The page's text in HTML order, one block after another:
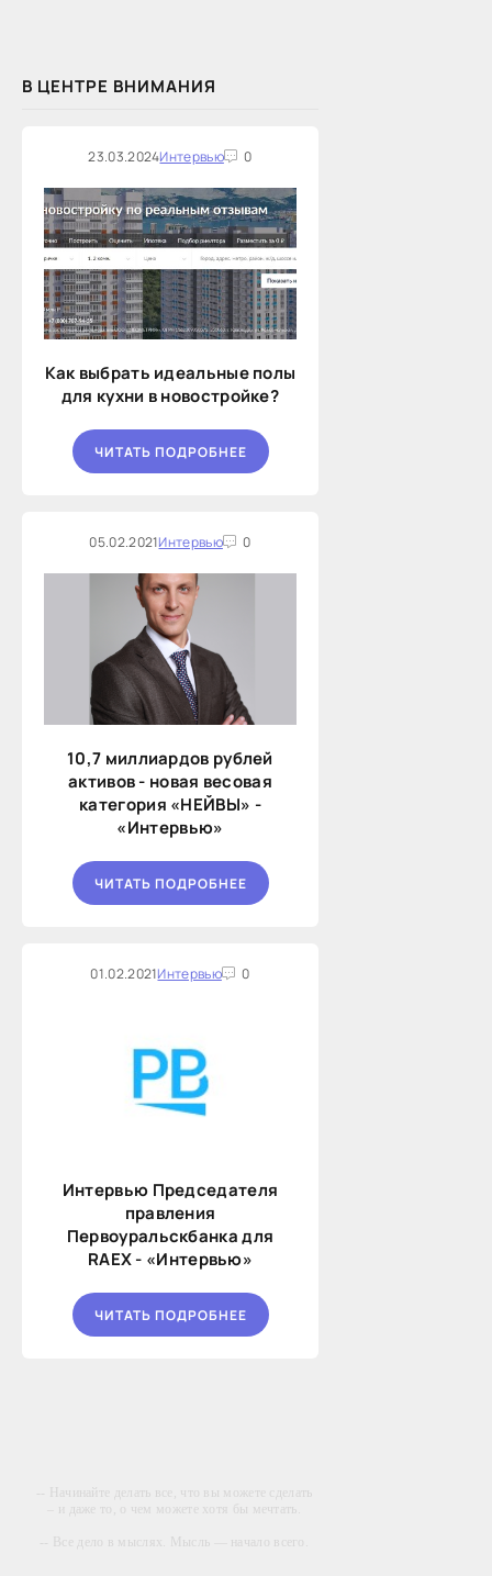
В ЦЕНТРЕ ВНИМАНИЯ
23.03.2024Интервью 0
Как выбрать идеальные полы
для кухни в новостройке?
ЧИТАТЬ ПОДРОБНЕЕ
05.02.2021Интервью 0
10,7 миллиардов рублей
активов - новая весовая
категория «НЕЙВЫ» -
«Интервью»
ЧИТАТЬ ПОДРОБНЕЕ
01.02.2021Интервью 0
Интервью Председателя
правления
Первоуральскбанка для
RAEX - «Интервью»
ЧИТАТЬ ПОДРОБНЕЕ
-- Начинайте делать все, что вы можете сделать
– и даже то, о чем можете хотя бы мечтать.
-- Все дело в мыслях. Мысль — начало всего.